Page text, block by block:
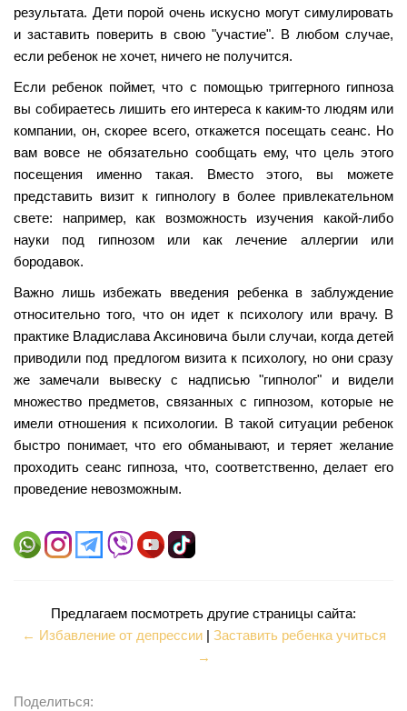
результата. Дети порой очень искусно могут симулировать
и заставить поверить в свою "участие". В любом случае,
если ребенок не хочет, ничего не получится.
Если ребенок поймет, что с помощью триггерного гипноза
вы собираетесь лишить его интереса к каким-то людям или
компании, он, скорее всего, откажется посещать сеанс. Но
вам вовсе не обязательно сообщать ему, что цель этого
посещения именно такая. Вместо этого, вы можете
представить визит к гипнологу в более привлекательном
свете: например, как возможность изучения какой-либо
науки под гипнозом или как лечение аллергии или
бородавок.
Важно лишь избежать введения ребенка в заблуждение
относительно того, что он идет к психологу или врачу. В
практике Владислава Аксиновича были случаи, когда детей
приводили под предлогом визита к психологу, но они сразу
же замечали вывеску с надписью "гипнолог" и видели
множество предметов, связанных с гипнозом, которые не
имели отношения к психологии. В такой ситуации ребенок
быстро понимает, что его обманывают, и теряет желание
проходить сеанс гипноза, что, соответственно, делает его
проведение невозможным.
Предлагаем посмотреть другие страницы сайта:
← Избавление от депрессии| Заставить ребенка учиться
→
Поделиться: